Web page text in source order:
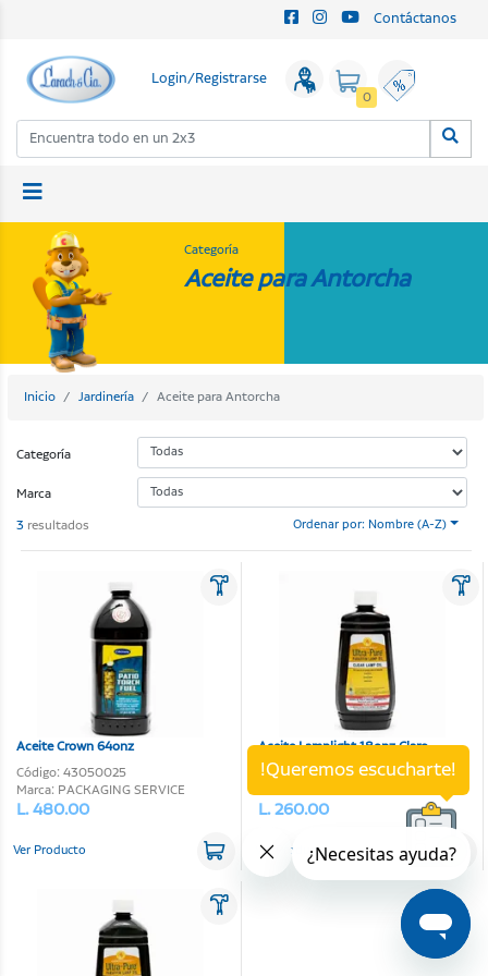
Contáctanos
Login/Registrarse
0
Categoría
Aceite para Antorcha
Inicio Jardinería Aceite para Antorcha
Categoría
Marca
3 resultados Ordenar por: Nombre (A-Z)
Aceite Crown 64onz
Código: 43050025
Marca: PACKAGING SERVICE
L. 480.00
Ver Producto
Aceite Lamplight 18onz Claro
Código: 07110067
L. 260.00
Ver Producto
!Queremos escucharte!